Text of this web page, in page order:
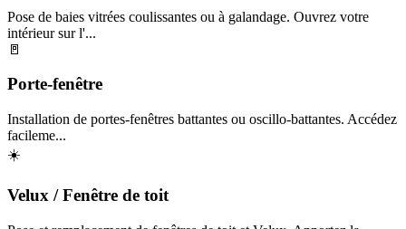
Pose de baies vitrées coulissantes ou à galandage. Ouvrez votre
intérieur sur l'...
🚪
Porte-fenêtre
Installation de portes-fenêtres battantes ou oscillo-battantes. Accédez
facileme...
☀️
Velux / Fenêtre de toit